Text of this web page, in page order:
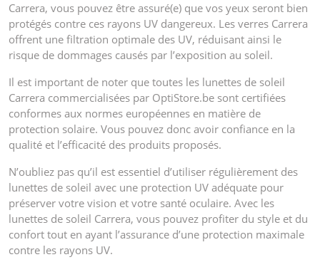
Carrera, vous pouvez être assuré(e) que vos yeux seront bien
protégés contre ces rayons UV dangereux. Les verres Carrera
offrent une filtration optimale des UV, réduisant ainsi le
risque de dommages causés par l’exposition au soleil.
Il est important de noter que toutes les lunettes de soleil
Carrera commercialisées par OptiStore.be sont certifiées
conformes aux normes européennes en matière de
protection solaire. Vous pouvez donc avoir confiance en la
qualité et l’efficacité des produits proposés.
N’oubliez pas qu’il est essentiel d’utiliser régulièrement des
lunettes de soleil avec une protection UV adéquate pour
préserver votre vision et votre santé oculaire. Avec les
lunettes de soleil Carrera, vous pouvez profiter du style et du
confort tout en ayant l’assurance d’une protection maximale
contre les rayons UV.